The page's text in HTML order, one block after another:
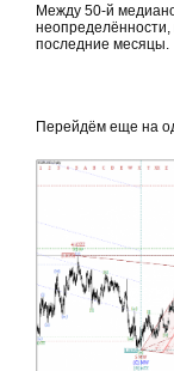
Между 50-й
неопределённости,
последние месяцы.
Перейдём еще на